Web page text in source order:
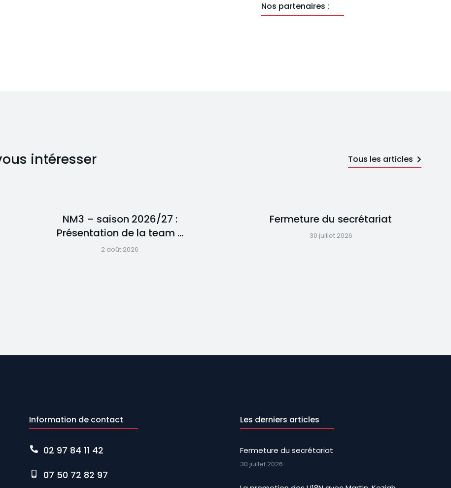
Nos partenaires :
intéresser Tous les articles
NM3 – saison 2026/27 :
Présentation de la team …
2 août 2026
Fermeture du secrétariat
30 juillet 2026
Information de contact
02 97 84 11 42
07 50 72 82 97
Les derniers articles
Fermeture du secrétariat
30 juillet 2026